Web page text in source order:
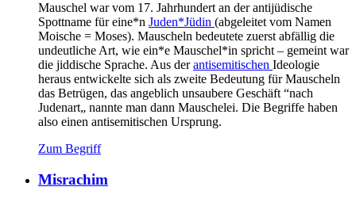
Mauschel war vom 17. Jahrhundert an der antijüdische
Spottname für eine*n Juden*Jüdin (abgeleitet vom Namen
Moische = Moses). Mauscheln bedeutete zuerst abfällig die
undeutliche Art, wie ein*e Mauschel*in spricht – gemeint war
die jiddische Sprache. Aus derantisemitischen Ideologie
heraus entwickelte sich als zweite Bedeutung für Mauscheln
das Betrügen, das angeblich unsaubere Geschäft “nach
Judenart„ nannte man dann Mauschelei. Die Begriffe haben
also einen antisemitischen Ursprung.
Zum Begriff
Misrachim